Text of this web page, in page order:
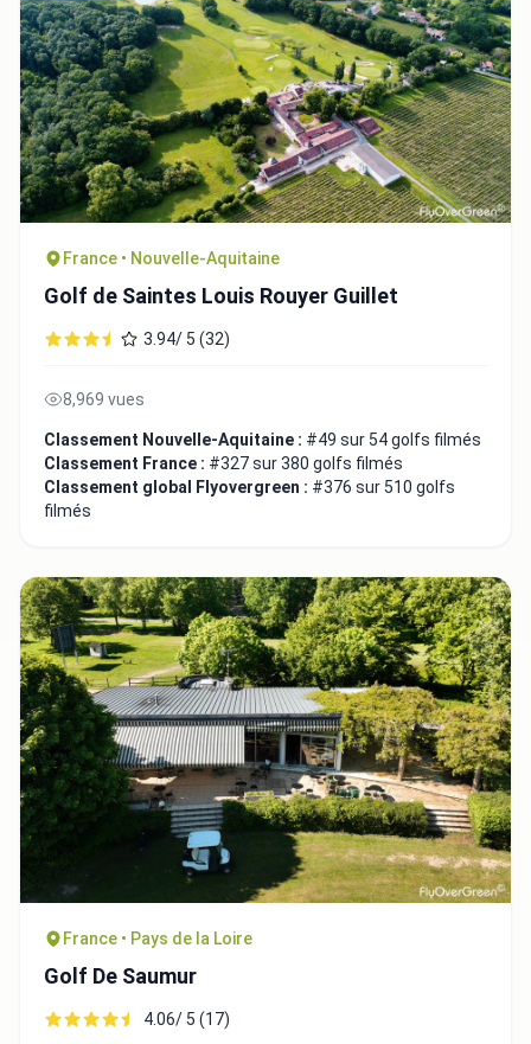
France • Nouvelle-Aquitaine
Golf de Saintes Louis Rouyer Guillet
3.94/ 5 (32)
8,969 vues
Classement Nouvelle-Aquitaine : #49 sur 54 golfs filmés
Classement France : #327 sur 380 golfs filmés
Classement global Flyovergreen : #376 sur 510 golfs
filmés
France • Pays de la Loire
Golf De Saumur
4.06/ 5 (17)